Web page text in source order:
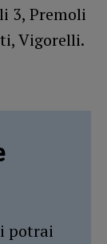
3, Premoli
Vigorelli.
potrai